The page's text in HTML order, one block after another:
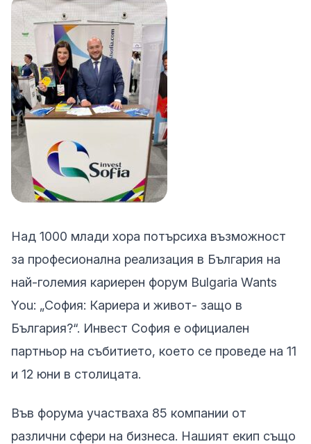
Над 1000 млади хора потърсиха възможност
за професионална реализация в България на
най-големия кариерен форум Bulgaria Wants
You: „София: Кариера и живот- защо в
България?“. Инвест София е официален
партньор на събитието, което се проведе на 11
и 12 юни в столицата.
Във форума участваха 85 компании от
различни сфери на бизнеса. Нашият екип също